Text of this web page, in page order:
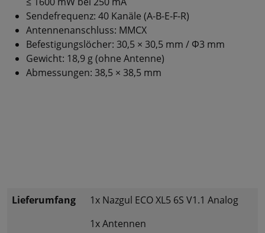
Sendefrequenz: 40 Kanäle (A-B-E-F-R)
Antennenanschluss: MMCX
Befestigungslöcher: 30,5 × 30,5 mm / Φ3 mm
Gewicht: 18,9 g (ohne Antenne)
Abmessungen: 38,5 × 38,5 mm
Lieferumfang
1x Nazgul ECO XL5 6S V1.1 Analog
1x Antennen